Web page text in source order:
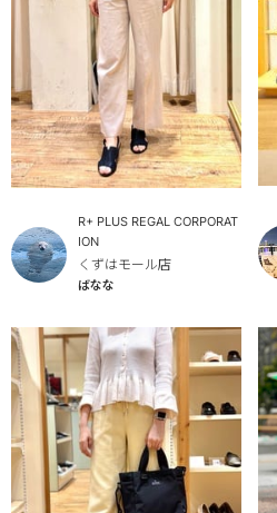
R+ PLUS REGAL CORPORAT
ION
くずはモール店
ばなな